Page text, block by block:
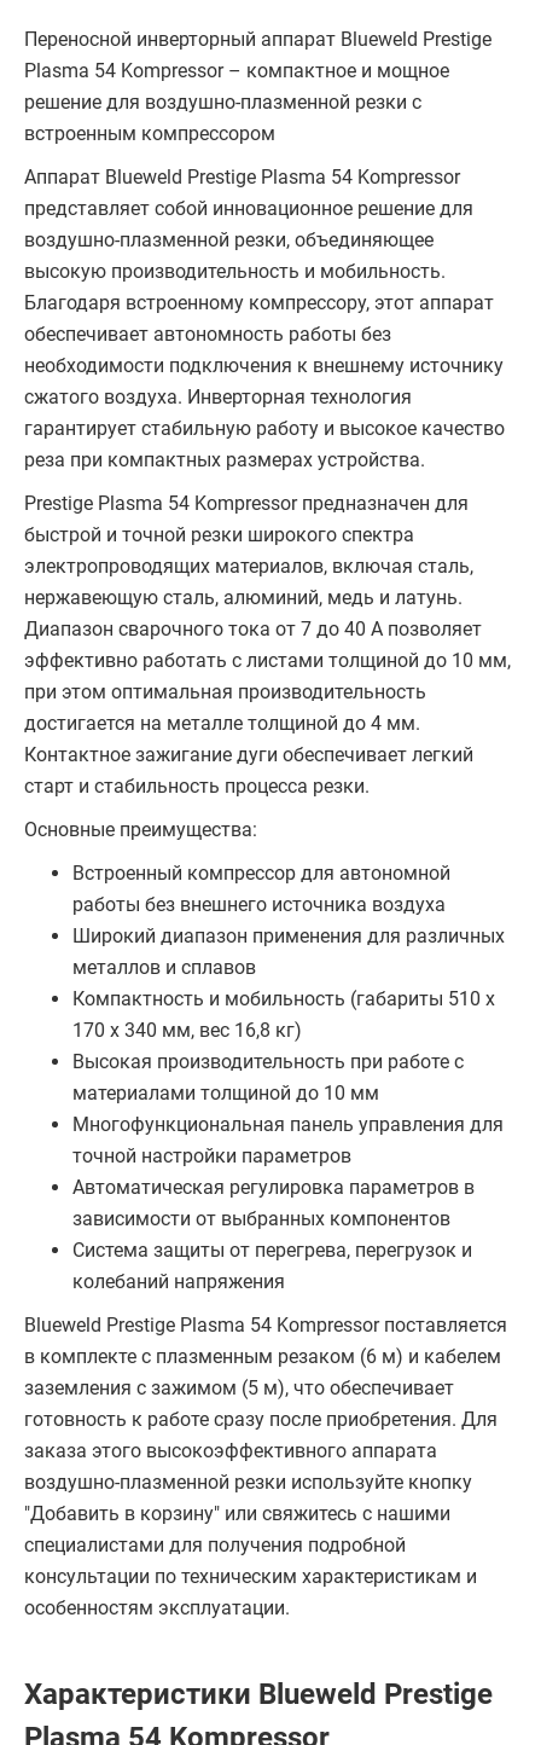
Переносной инверторный аппарат Blueweld Prestige
Plasma 54 Kompressor – компактное и мощное
решение для воздушно-плазменной резки с
встроенным компрессором
Аппарат Blueweld Prestige Plasma 54 Kompressor
представляет собой инновационное решение для
воздушно-плазменной резки, объединяющее
высокую производительность и мобильность.
Благодаря встроенному компрессору, этот аппарат
обеспечивает автономность работы без
необходимости подключения к внешнему источнику
сжатого воздуха. Инверторная технология
гарантирует стабильную работу и высокое качество
реза при компактных размерах устройства.
Prestige Plasma 54 Kompressor предназначен для
быстрой и точной резки широкого спектра
электропроводящих материалов, включая сталь,
нержавеющую сталь, алюминий, медь и латунь.
Диапазон сварочного тока от 7 до 40 А позволяет
эффективно работать с листами толщиной до 10 мм,
при этом оптимальная производительность
достигается на металле толщиной до 4 мм.
Контактное зажигание дуги обеспечивает легкий
старт и стабильность процесса резки.
Основные преимущества:
Встроенный компрессор для автономной
работы без внешнего источника воздуха
Широкий диапазон применения для различных
металлов и сплавов
Компактность и мобильность (габариты 510 x
170 x 340 мм, вес 16,8 кг)
Высокая производительность при работе с
материалами толщиной до 10 мм
Многофункциональная панель управления для
точной настройки параметров
Автоматическая регулировка параметров в
зависимости от выбранных компонентов
Система защиты от перегрева, перегрузок и
колебаний напряжения
Blueweld Prestige Plasma 54 Kompressor поставляется
в комплекте с плазменным резаком (6 м) и кабелем
заземления с зажимом (5 м), что обеспечивает
готовность к работе сразу после приобретения. Для
заказа этого высокоэффективного аппарата
воздушно-плазменной резки используйте кнопку
"Добавить в корзину" или свяжитесь с нашими
специалистами для получения подробной
консультации по техническим характеристикам и
особенностям эксплуатации.
Характеристики Blueweld Prestige
Plasma 54 Kompressor